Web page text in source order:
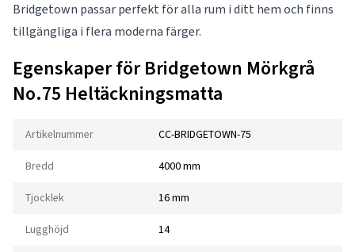
Bridgetown passar perfekt för alla rum i ditt hem och finns
tillgängliga i flera moderna färger.
Egenskaper för Bridgetown Mörkgrå
No.75 Heltäckningsmatta
Artikelnummer CC-BRIDGETOWN-75
Bredd 4000 mm
Tjocklek 16 mm
Lugghöjd 14